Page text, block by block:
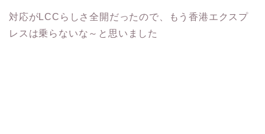
対応がLCCらしさ全開だったので、もう香港エクスプ
レスは乗らないな～と思いました